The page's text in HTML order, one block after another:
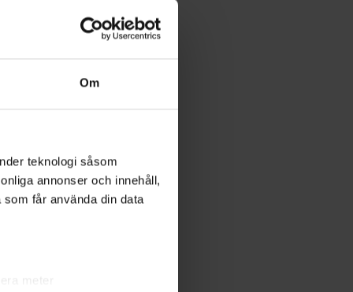
Om
teknologi såsom
annonser och innehåll,
får använda din data